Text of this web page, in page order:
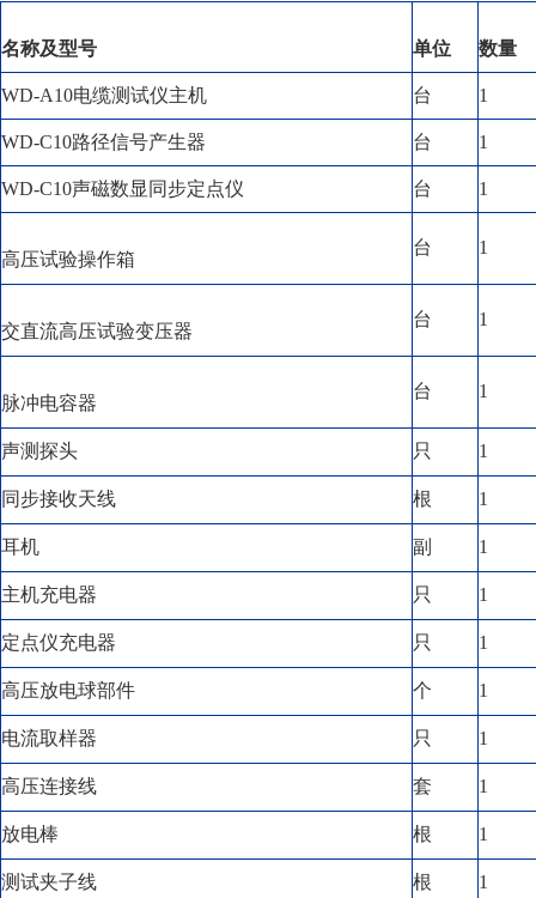
名称及型号 单位 数量
WD-A10电缆测试仪主机 台 1
WD-C10路径信号产生器 台 1
WD-C10声磁数显同步定点仪 台 1
高压试验操作箱
台 1
交直流高压试验变压器
台 1
脉冲电容器
台 1
声测探头 只 1
同步接收天线 根 1
耳机 副 1
主机充电器 只 1
定点仪充电器 只 1
高压放电球部件 个 1
电流取样器 只 1
高压连接线 套 1
放电棒 根 1
测试夹子线 根 1